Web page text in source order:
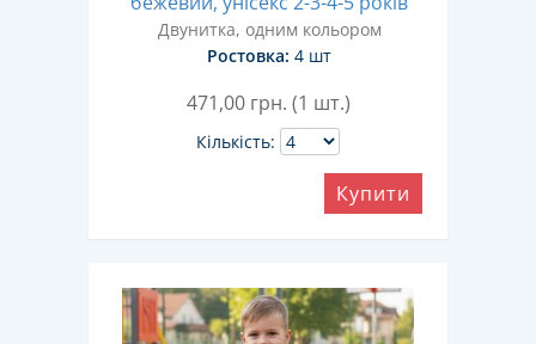
Двунитка, одним кольором
Ростовка: 4 шт
471,00 грн. (1 шт.)
Кількість:
Купити